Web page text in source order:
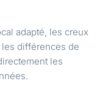
adapté, les creux
différences de
les